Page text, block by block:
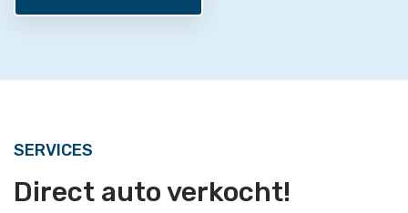
SERVICES
Direct auto verkocht!